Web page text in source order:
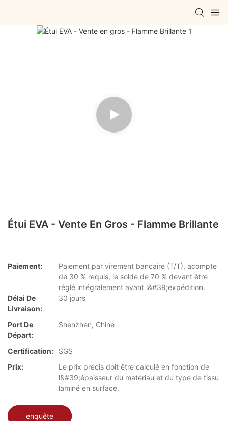
Étui EVA - Vente En Gros - Flamme Brillante
Paiement:
Paiement par virement bancaire (T/T), acompte
de 30 % requis, le solde de 70 % devant être
réglé intégralement avant l&#39;expédition.
Délai De
Livraison:
30 jours
Port De
Départ:
Shenzhen, Chine
Certification:
SGS
Prix:
Le prix précis doit être calculé en fonction de
l&#39;épaisseur du matériau et du type de tissu
laminé en surface.
enquête